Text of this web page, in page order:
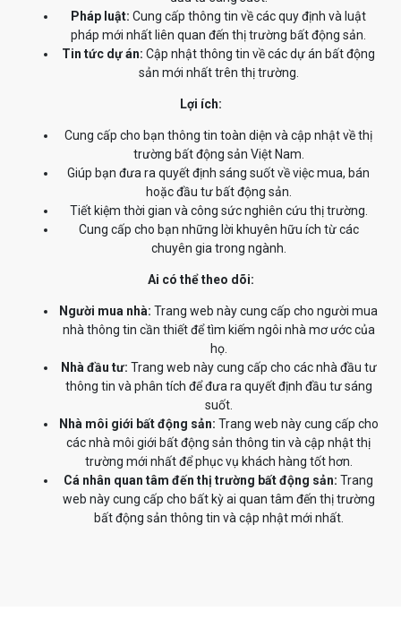
Pháp luật: Cung cấp thông tin về các quy định và luật
pháp mới nhất liên quan đến thị trường bất động sản.
Tin tức dự án: Cập nhật thông tin về các dự án bất động
sản mới nhất trên thị trường.
Lợi ích:
Cung cấp cho bạn thông tin toàn diện và cập nhật về thị
trường bất động sản Việt Nam.
Giúp bạn đưa ra quyết định sáng suốt về việc mua, bán
hoặc đầu tư bất động sản.
Tiết kiệm thời gian và công sức nghiên cứu thị trường.
Cung cấp cho bạn những lời khuyên hữu ích từ các
chuyên gia trong ngành.
Ai có thể theo dõi:
Người mua nhà: Trang web này cung cấp cho người mua
nhà thông tin cần thiết để tìm kiếm ngôi nhà mơ ước của
họ.
Nhà đầu tư: Trang web này cung cấp cho các nhà đầu tư
thông tin và phân tích để đưa ra quyết định đầu tư sáng
suốt.
Nhà môi giới bất động sản: Trang web này cung cấp cho
các nhà môi giới bất động sản thông tin và cập nhật thị
trường mới nhất để phục vụ khách hàng tốt hơn.
Cá nhân quan tâm đến thị trường bất động sản: Trang
web này cung cấp cho bất kỳ ai quan tâm đến thị trường
bất động sản thông tin và cập nhật mới nhất.